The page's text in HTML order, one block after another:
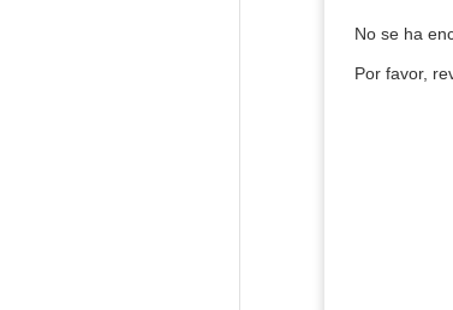
No se ha
Por favor,